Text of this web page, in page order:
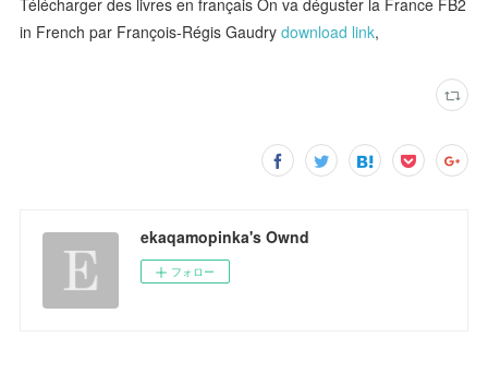
in French par François-Régis Gaudrydownload link,
ekaqamopinka's Ownd
フォロー